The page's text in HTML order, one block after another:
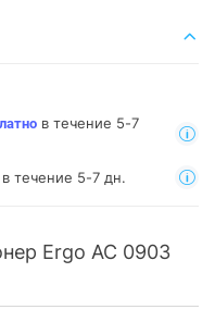
в течение 5-7
течение 5-7 дн.
Ergo AC 0903